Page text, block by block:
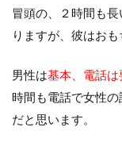
冒頭の、２時間も長
りますが、彼はおも
男性は基本、電話
時間も電話で女性
だと思います。